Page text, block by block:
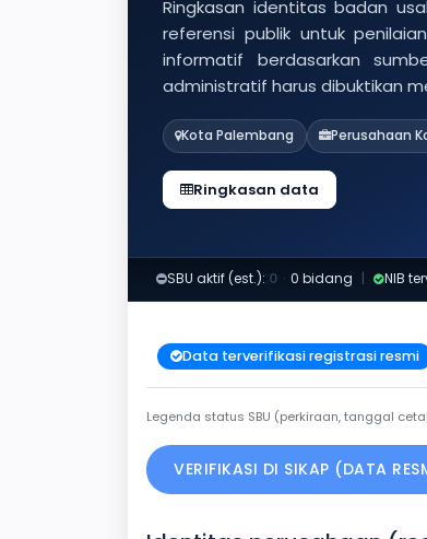
Ringkasan identitas badan
referensi publik untuk
informatif berdasarkan
administratif harus dibuktikan
Kota Palembang Perusahaan
Ringkasan data
SBU aktif (est.): 0 · 0 bidang | NIB
Data terverifikasi registrasi resmi
Legenda status SBU (perkiraan, tanggal
VERIFIKASI DI SIKAP (DATA